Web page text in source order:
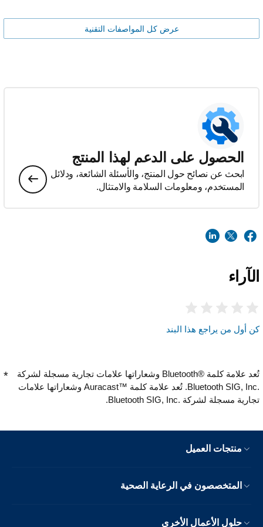
عرض كل المواصفات التقنية
الحصول على الدعم لهذا المنتج
ابحث عن نصائح حول المنتج، والأسئلة الشائعة، ودلائل
المستخدم، ومعلومات السلامة والامتثال.
الآراء
كن أول من يراجع هذا البند
تُعد علامة كلمة Bluetooth®‎ وشعاراتها علامات تجارية مسجلة لشركة
Bluetooth SIG, Inc.‎. تُعد علامة كلمة Auracast™‎ وشعاراتها علامات
تجارية مسجلة لشركة Bluetooth SIG, Inc.‎.
منتجات العميل
المتخصصون في الرعاية الصحية
حلول الأعمال الأخرى